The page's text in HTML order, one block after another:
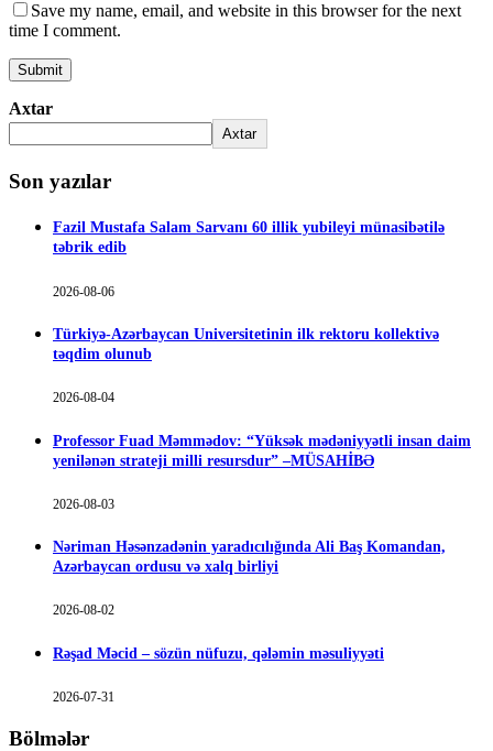
Save my name, email, and website in this browser for the next
time I comment.
Axtar
Axtar
Son yazılar
Fazil Mustafa Salam Sarvanı 60 illik yubileyi münasibətilə
təbrik edib
2026-08-06
Türkiyə-Azərbaycan Universitetinin ilk rektoru kollektivə
təqdim olunub
2026-08-04
Professor Fuad Məmmədov: “Yüksək mədəniyyətli insan daim
yenilənən strateji milli resursdur” –MÜSAHİBƏ
2026-08-03
Nəriman Həsənzadənin yaradıcılığında Ali Baş Komandan,
Azərbaycan ordusu və xalq birliyi
2026-08-02
Rəşad Məcid – sözün nüfuzu, qələmin məsuliyyəti
2026-07-31
Bölmələr